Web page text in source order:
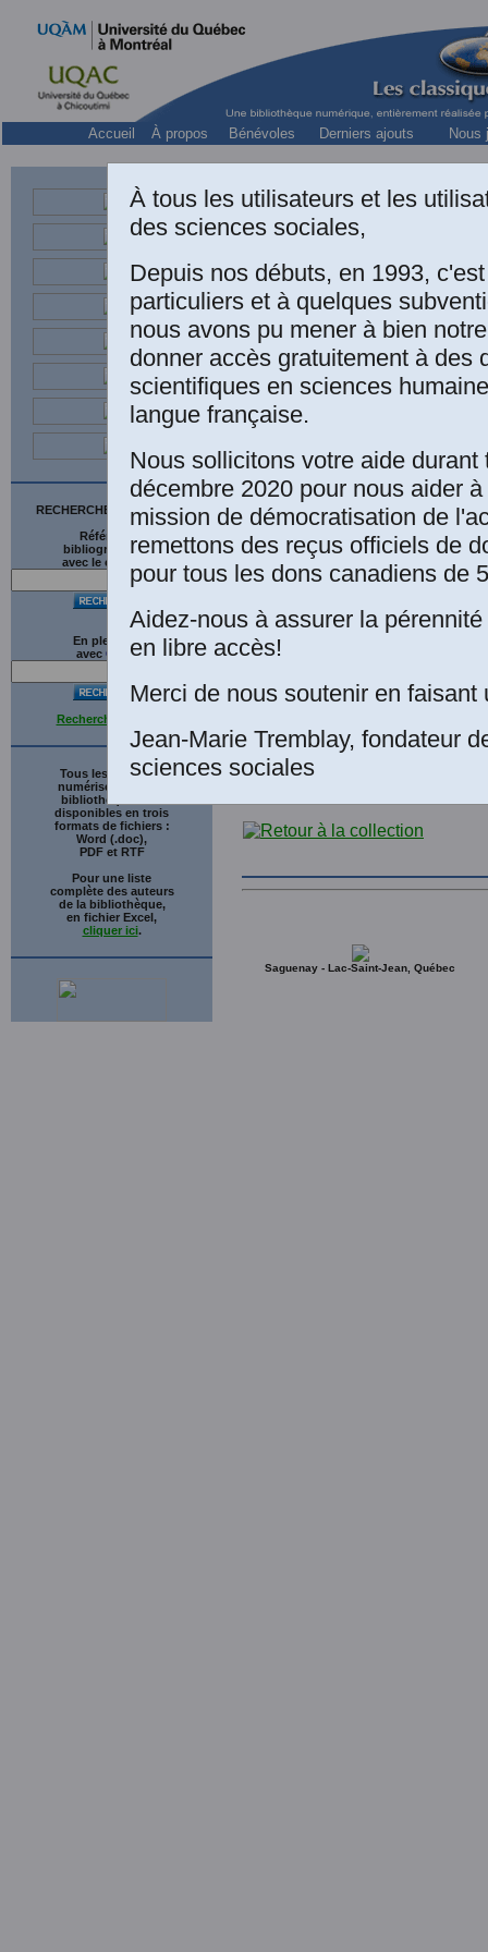
Accueil À propos Bénévoles Derniers ajouts Nous
RECHERCHE SUR LE SITE
Références
bibliographiques
avec le catalogue
En plein texte
avec G gle
Recherche avancée
Tous les ouvrages
numérisés de cette
bibliothèque sont
disponibles en trois
formats de fichiers :
Word (.doc),
PDF et RTF
Pour une liste
complète des auteurs
de la bibliothèque,
en fichier Excel,
cliquer ici.
Guido Calogero,
l'esclave’.
internationales
la bête et
conférences et
par les
Genève 1965
Neuchatel: Les
Collection:
numérique
Un texte
Saguenay - Lac-Saint-Jean, Québec
À tous les utilisateurs et les
des sciences sociales,
Depuis nos débuts, en 1993,
particuliers et à quelques
nous avons pu mener à bien
donner accès gratuitement à des
scientifiques en sciences
langue française.
Nous sollicitons votre aide durant
décembre 2020 pour nous aider
mission de démocratisation de
remettons des reçus officiels de
pour tous les dons canadiens de
Aidez-nous à assurer la
en libre accès!
Merci de nous soutenir en faisant
Jean-Marie Tremblay, fondateur
sciences sociales